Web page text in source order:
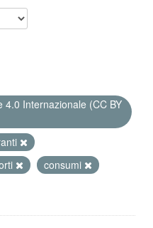
4.0 Internazionale (CC BY
consumi